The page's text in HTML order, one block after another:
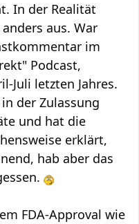
In der Realität
aus. War
im
Podcast,
Juli letzten Jahres.
der Zulassung
und hat die
erklärt,
hab aber das
FDA-Approval wie